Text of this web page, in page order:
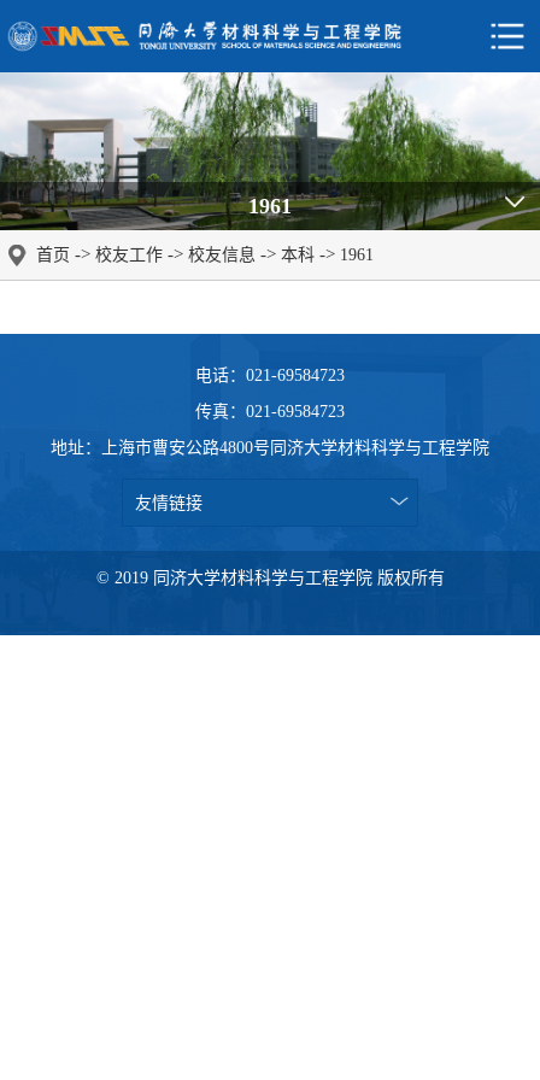
1961
首页 -> 校友工作 -> 校友信息 -> 本科 -> 1961
电话：021-69584723
传真：021-69584723
地址：上海市曹安公路4800号同济大学材料科学与工程学院
友情链接
© 2019 同济大学材料科学与工程学院 版权所有